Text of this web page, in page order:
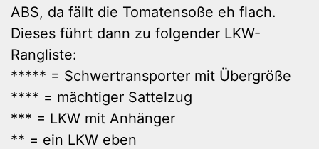
ABS, da fällt die Tomatensoße eh flach.
Dieses führt dann zu folgender LKW-
Rangliste:
***** = Schwertransporter mit Übergröße
**** = mächtiger Sattelzug
*** = LKW mit Anhänger
** = ein LKW eben